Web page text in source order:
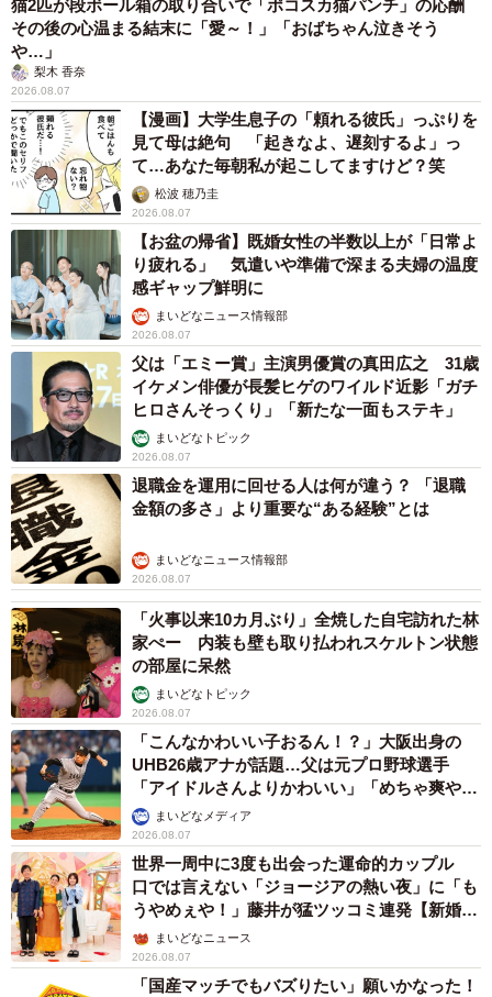
猫2匹が段ボール箱の取り合いで「ポコスカ猫パンチ」の応酬
その後の心温まる結末に「愛～！」「おばちゃん泣きそう
や…」
梨木 香奈
2026.08.07
【漫画】大学生息子の「頼れる彼氏」っぷりを
見て母は絶句 「起きなよ、遅刻するよ」っ
て…あなた毎朝私が起こしてますけど？笑
松波 穂乃圭
2026.08.07
【お盆の帰省】既婚女性の半数以上が「日常よ
り疲れる」 気遣いや準備で深まる夫婦の温度
感ギャップ鮮明に
まいどなニュース情報部
2026.08.07
父は「エミー賞」主演男優賞の真田広之 31歳
イケメン俳優が長髪ヒゲのワイルド近影「ガチ
ヒロさんそっくり」「新たな一面もステキ」
まいどなトピック
2026.08.07
退職金を運用に回せる人は何が違う？ 「退職
金額の多さ」より重要な“ある経験”とは
まいどなニュース情報部
2026.08.07
「火事以来10カ月ぶり」全焼した自宅訪れた林
家ぺー 内装も壁も取り払われスケルトン状態
の部屋に呆然
まいどなトピック
2026.08.07
「こんなかわいい子おるん！？」大阪出身の
UHB26歳アナが話題…父は元プロ野球選手
「アイドルさんよりかわいい」「めちゃ爽や
か」まいどなメディア
2026.08.07
世界一周中に3度も出会った運命的カップル
口では言えない「ジョージアの熱い夜」に「も
うやめぇや！」藤井が猛ツッコミ連発【新婚さ
ん】まいどなニュース
2026.08.07
「国産マッチでもバズりたい」願いかなった！